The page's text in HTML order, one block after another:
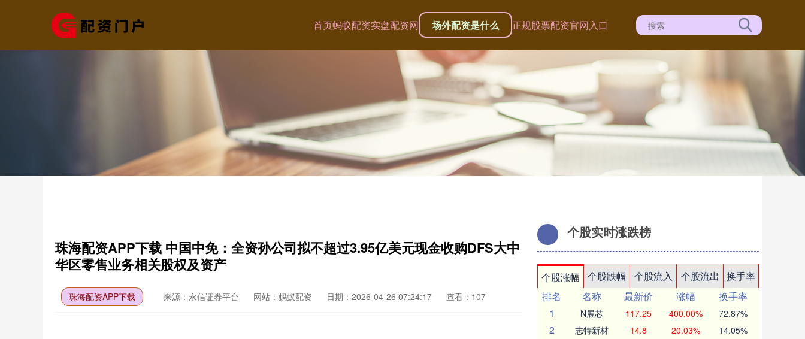
首页蚂蚁配资实盘配资网 场外配资是什么 正规股票配资官网入口
珠海配资APP下载 中国中免：全资孙公司拟不超过3.95亿美元现金收购DFS大中
华区零售业务相关股权及资产
珠海配资APP下载 来源：永信证券平台 网站：蚂蚁配资 日期：2026-04-26 07:24:17 查看：107
个股实时涨跌榜
个股涨幅 个股跌幅 个股流入 个股流出
换手率
排名
名称 最新价 涨幅
换手率
1
N展芯 117.25 400.00% 72.87%
2 志特新材 14.8 20.03% 14.05%